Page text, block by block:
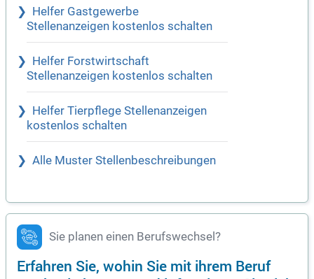
Helfer Gastgewerbe
Stellenanzeigen kostenlos schalten
Helfer Forstwirtschaft
Stellenanzeigen kostenlos schalten
Helfer Tierpflege Stellenanzeigen
kostenlos schalten
Alle Muster Stellenbeschreibungen
Sie planen einen Berufswechsel?
Erfahren Sie, wohin Sie mit ihrem Beruf